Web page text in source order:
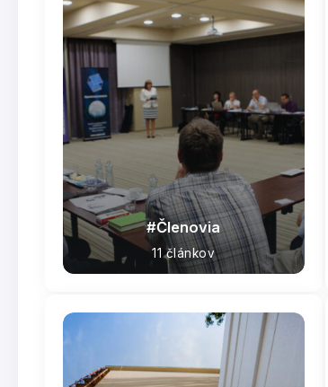
Členovia
11 článkov